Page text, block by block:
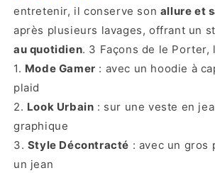
entretenir, il conserve son allure et
après plusieurs lavages, offrant un
au quotidien. 3 Façons de le Porter,
1. Mode Gamer : avec un hoodie à
plaid
2. Look Urbain : sur une veste en
graphique
3. Style Décontracté : avec un gros
un jean